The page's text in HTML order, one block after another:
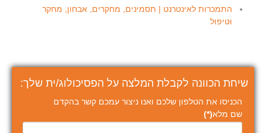
התמכרות לאינטרנט | תסמינים, מחקרים, אבחון, מחקר
וטיפול
שיחת הכוונה לקבלת המלצה על הפסיכולוג/ית שלך:
הכניסו את הטלפון שלכם ואנו ניצור עמכם קשר בהקדם
שם מלא(*)